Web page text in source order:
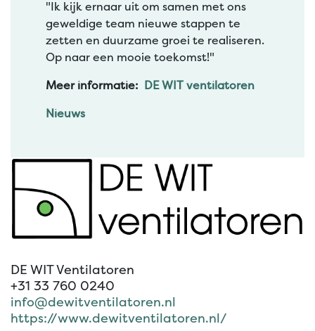
"Ik kijk ernaar uit om samen met ons
geweldige team nieuwe stappen te
zetten en duurzame groei te realiseren.
Op naar een mooie toekomst!"
Meer informatie: DE WIT ventilatoren
Nieuws
DE WIT Ventilatoren
+31 33 760 0240
info@dewitventilatoren.nl
https://www.dewitventilatoren.nl/